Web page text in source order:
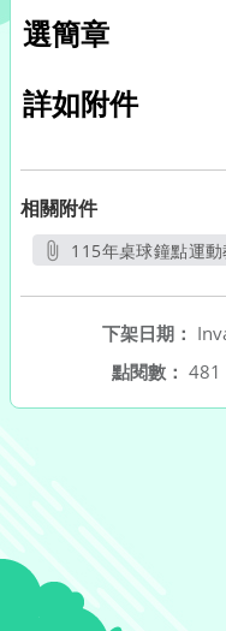
選簡章
詳如附件
相關附件
115年桌球鐘點運
下架日期：
點閱數： 481